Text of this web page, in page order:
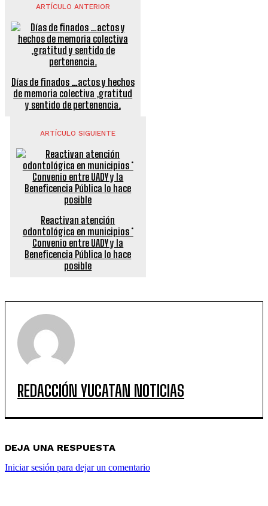
ARTÍCULO ANTERIOR
Días de finados …actos y hechos
de memoria colectiva ,gratitud
y sentido de pertenencia.
ARTÍCULO SIGUIENTE
Reactivan atención
odontológica en municipios *
Convenio entre UADY y la
Beneficencia Pública lo hace
posible
REDACCIÓN YUCATAN NOTICIAS
DEJA UNA RESPUESTA
Iniciar sesión para dejar un comentario